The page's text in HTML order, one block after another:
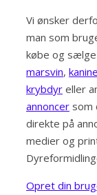
Vi ønsker
man som
købe og
marsvin,
krybdyr eller
annoncer som
direkte på
medier og
Opret din